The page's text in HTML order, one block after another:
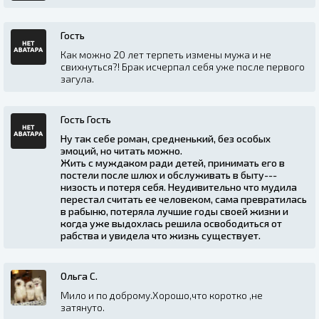
Гость
Как можно 20 лет терпеть измены мужа и не
свихнуться?! Брак исчерпал себя уже после первого
загула.
Гость Гость
Ну так себе роман, средненький, без особых
эмоций, но читать можно.
Жить с муждаком ради детей, принимать его в
постели после шлюх и обслуживать в быту---
низость и потеря себя. Неудивительно что мудила
перестал считать ее человеком, сама превратилась
в рабыню, потеряла лучшие годы своей жизни и
когда уже выдохлась решила освободиться от
рабства и увидела что жизнь существует.
Ольга С.
Мило и по доброму.Хорошо,что коротко ,не
затянуто.